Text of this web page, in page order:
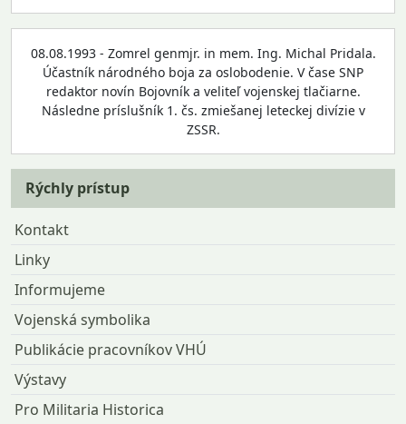
08.08.1993 - Zomrel genmjr. in mem. Ing. Michal Pridala.
Účastník národného boja za oslobodenie. V čase SNP
redaktor novín Bojovník a veliteľ vojenskej tlačiarne.
Následne príslušník 1. čs. zmiešanej leteckej divízie v
ZSSR.
Rýchly prístup
Kontakt
Linky
Informujeme
Vojenská symbolika
Publikácie pracovníkov VHÚ
Výstavy
Pro Militaria Historica